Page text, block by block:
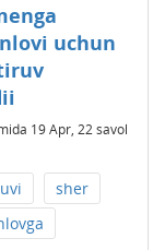
uchun
19 Apr, 22 savol
sher